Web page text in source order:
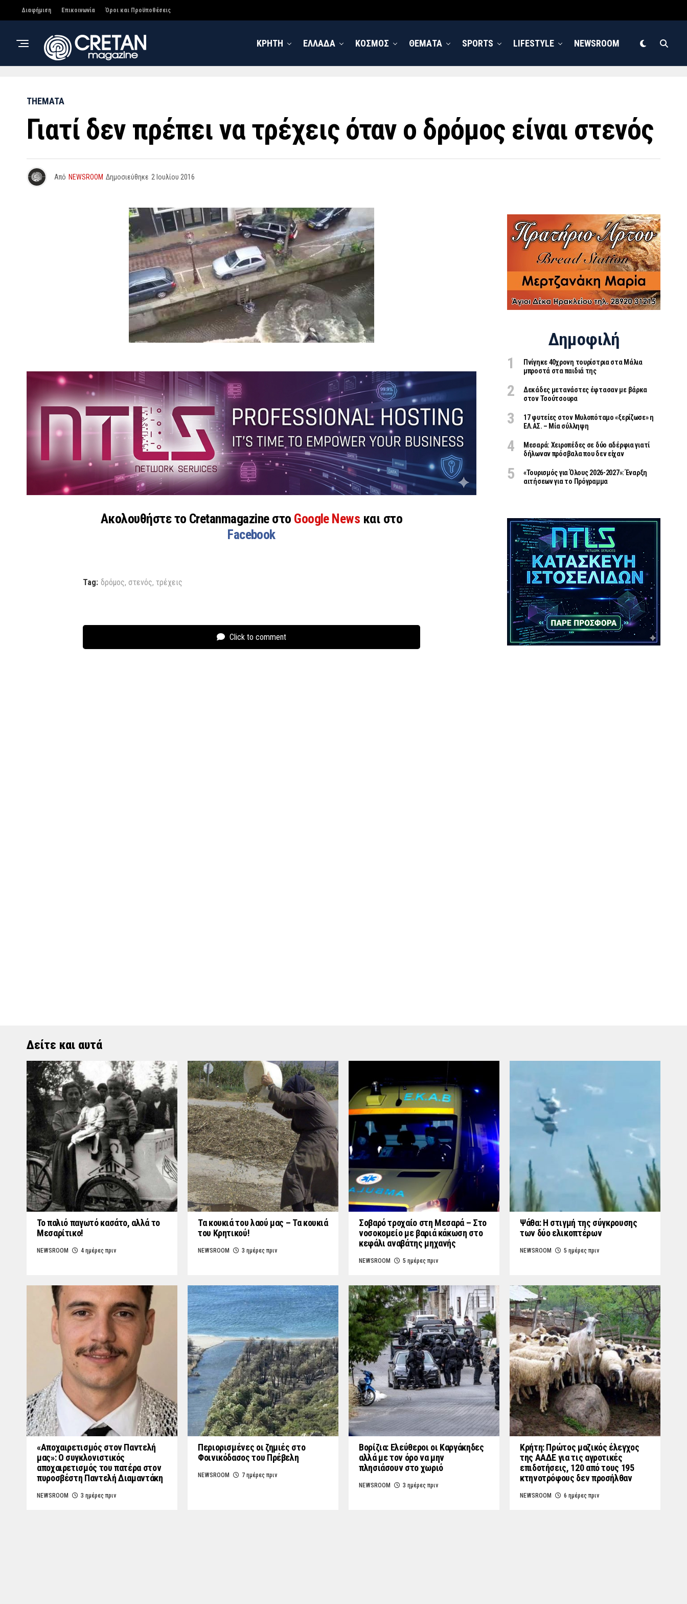
Διαφήμιση Επικοινωνία Όροι και Προϋποθέσεις
ΚΡΗΤΗ ΕΛΛΑΔΑ ΚΟΣΜΟΣ ΘΕΜΑΤΑ SPORTS LIFESTYLE NEWSROOM
THEMATA
Γιατί δεν πρέπει να τρέχεις όταν ο δρόμος είναι στενός
Από NEWSROOM Δημοσιεύθηκε 2 Ιουλίου 2016
Ακολουθήστε το Cretanmagazine στο Google News και στο
Facebook
Tag: δρόμος, στενός, τρέχεις
Click to comment
Δημοφιλή
Πνίγηκε 40χρονη τουρίστρια στα Μάλια
μπροστά στα παιδιά της
Δεκάδες μετανάστες έφτασαν με βάρκα
στον Τσούτσουρα
17 φυτείες στον Μυλοπόταμο «ξερίζωσε» η
ΕΛ.ΑΣ. – Μία σύλληψη
Μεσαρά: Χειροπέδες σε δύο αδέρφια γιατί
δήλωναν πρόσβαλα που δεν είχαν
«Τουρισμός για Όλους 2026-2027»: Έναρξη
αιτήσεων για το Πρόγραμμα
Δείτε και αυτά
Το παλιό παγωτό κασάτο, αλλά το
Μεσαρίτικο!
NEWSROOM 4 ημέρες πριν
Τα κουκιά του λαού μας – Τα κουκιά
του Κρητικού!
NEWSROOM 3 ημέρες πριν
Σοβαρό τροχαίο στη Μεσαρά – Στο
νοσοκομείο με βαριά κάκωση στο
κεφάλι αναβάτης μηχανής
NEWSROOM 5 ημέρες πριν
Ψάθα: Η στιγμή της σύγκρουσης
των δύο ελικοπτέρων
NEWSROOM 5 ημέρες πριν
«Aποχαιρετισμός στον Παντελή
μας»: Ο συγκλονιστικός
αποχαιρετισμός του πατέρα στον
πυροσβέστη Παντελή Διαμαντάκη
NEWSROOM 3 ημέρες πριν
Περιορισμένες οι ζημιές στο
Φοινικόδασος του Πρέβελη
NEWSROOM 7 ημέρες πριν
Βορίζια: Ελεύθεροι οι Καργάκηδες
αλλά με τον όρο να μην
πλησιάσουν στο χωριό
NEWSROOM 3 ημέρες πριν
Κρήτη: Πρώτος μαζικός έλεγχος
της ΑΑΔΕ για τις αγροτικές
επιδοτήσεις, 120 από τους 195
κτηνοτρόφους δεν προσήλθαν
NEWSROOM 6 ημέρες πριν